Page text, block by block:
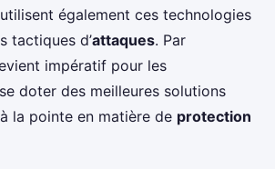
utilisent également ces technologies
tactiques d’attaques. Par
impératif pour les
doter des meilleures solutions
la pointe en matière de protection